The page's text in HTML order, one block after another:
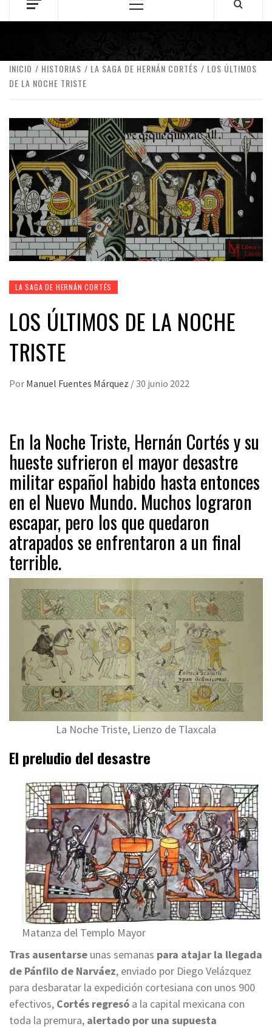
Menú
INICIO HISTORIAS LA SAGA DE HERNÁN CORTÉS
LOS ÚLTIMOS
DE LA NOCHE TRISTE
LA SAGA DE HERNÁN CORTÉS
LOS ÚLTIMOS DE LA NOCHE
TRISTE
Por Manuel Fuentes Márquez / 30 junio 2022
En la Noche Triste, Hernán Cortés y su
hueste sufrieron el mayor desastre
militar español habido hasta entonces
en el Nuevo Mundo. Muchos lograron
escapar, pero los que quedaron
atrapados se enfrentaron a un final
terrible.
La Noche Triste, Lienzo de Tlaxcala
El preludio del desastre
Matanza del Templo Mayor
Tras ausentarse unas semanas para atajar la llegada
de Pánfilo de Narváez, enviado por Diego Velázquez
para desbaratar la expedición cortesiana con unos 900
efectivos, Cortés regresó a la capital mexicana con
toda la premura, alertado por una supuesta